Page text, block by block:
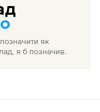
як
я б позначив.